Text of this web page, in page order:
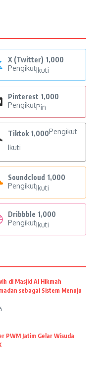
X (Twitter) 1,000
PengikutIkuti
Pinterest 1,000
PengikutPin
Tiktok 1,000Pengikut
Ikuti
Soundcloud 1,000
PengikutIkuti
Dribbble 1,000
PengikutIkuti
di Masjid Al Hikmah
sebagai Sistem Menuju
PWM Jatim Gelar Wisuda